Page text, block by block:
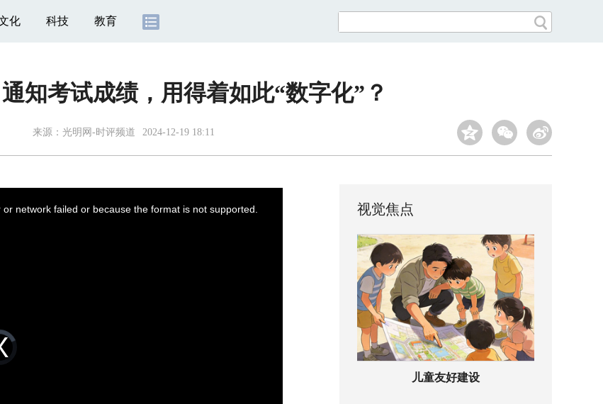
化 科技 教育
通知考试成绩，用得着如此“数字化”？
来源： 光明网-时评频道 2024-12-19 18:11
network failed or because the format is not supported. 视觉焦点
儿童友好建设